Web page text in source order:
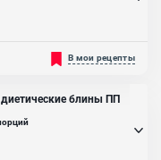
заправка за
многогранный вкус,
мяса, рыбы.
заправок желательно
часто используют
В мои рецепты
блины ПП